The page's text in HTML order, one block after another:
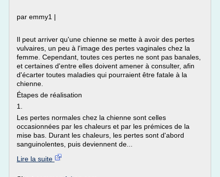
par emmy1 |
Il peut arriver qu'une chienne se mette à avoir des pertes
vulvaires, un peu à l'image des pertes vaginales chez la
femme. Cependant, toutes ces pertes ne sont pas banales,
et certaines d'entre elles doivent amener à consulter, afin
d'écarter toutes maladies qui pourraient être fatale à la
chienne.
Étapes de réalisation
1.
Les pertes normales chez la chienne sont celles
occasionnées par les chaleurs et par les prémices de la
mise bas. Durant les chaleurs, les pertes sont d'abord
sanguinolentes, puis deviennent de...
Lire la suite